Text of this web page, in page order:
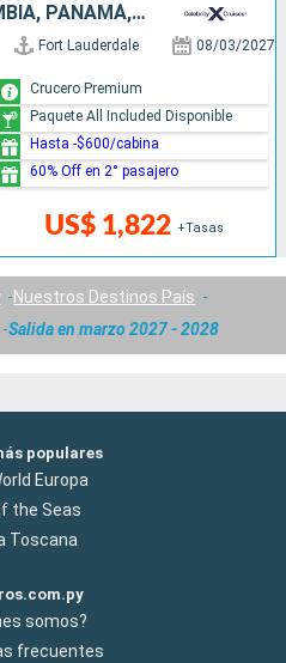
ESTADOS UNIDOS, COLOMBIA, PANAMÁ, ARUBA
Fort Lauderdale 08/03/2027
US$ 1,822 +Tasas
Crucero Premium
Paquete All Included Disponible
Hasta -$600/cabina
60% Off en 2° pasajero
Nuestros Destinos País
Salida en marzo 2027 - 2028
populares
Europa
the Seas
Toscana
somos?
frecuentes